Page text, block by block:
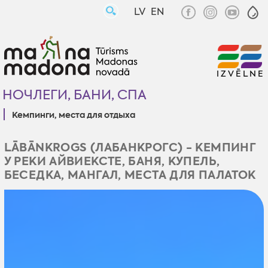
LV EN
НОЧЛЕГИ, БАНИ, СПА
Кемпинги, места для отдыха
IZVĒLNE
LĀBĀNKROGS (ЛАБАНКРОГС) - КЕМПИНГ
У РЕКИ АЙВИЕКСТЕ, БАНЯ, КУПЕЛЬ,
БЕСЕДКА, МАНГАЛ, МЕСТА ДЛЯ ПАЛАТОК